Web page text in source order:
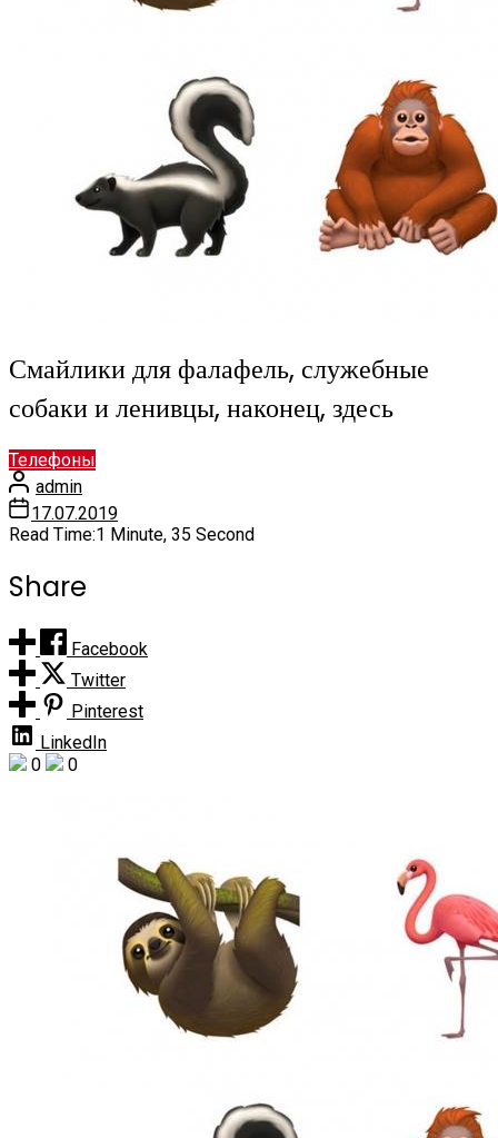
Смайлики для фалафель, служебные
собаки и ленивцы, наконец, здесь
Телефоны
admin
17.07.2019
Read Time:1 Minute, 35 Second
Share
Facebook
Twitter
Pinterest
LinkedIn
0
0